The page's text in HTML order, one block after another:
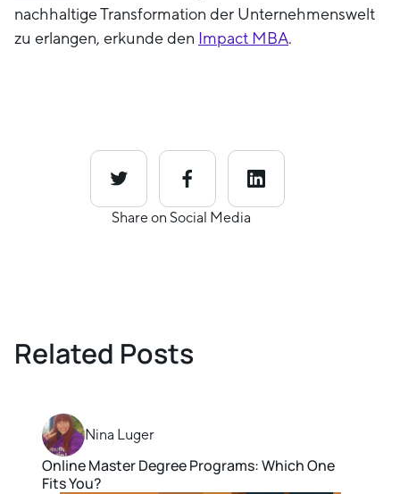
nachhaltige Transformation der Unternehmenswelt
zu erlangen, erkunde den Impact MBA.
Share on Social Media
Related Posts
Nina Luger
Online Master Degree Programs: Which One
Fits You?